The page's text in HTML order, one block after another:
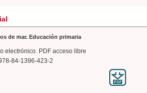
de mar. Educación primaria
electrónico. PDF acceso libre
84-1396-423-2